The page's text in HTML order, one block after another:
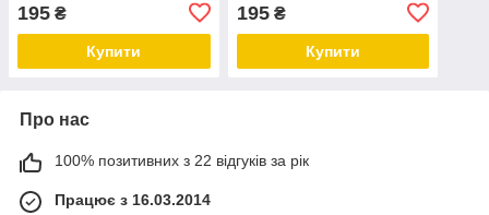
195 ₴
Купити
195₴
Купити
Про нас
100% позитивних з 22 відгуків за рік
Працює з 16.03.2014